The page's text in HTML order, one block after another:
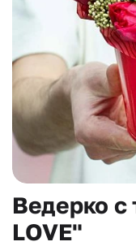
Ведерко
LOVE"